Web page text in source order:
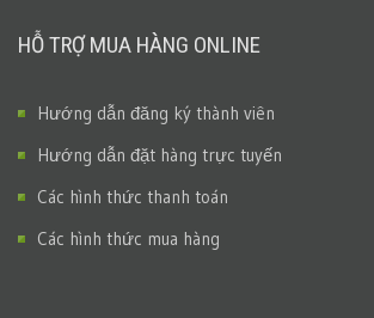
HỖ TRỢ MUA HÀNG ONLINE
Hướng dẫn đăng ký thành viên
Hướng dẫn đặt hàng trực tuyến
Các hình thức thanh toán
Các hình thức mua hàng